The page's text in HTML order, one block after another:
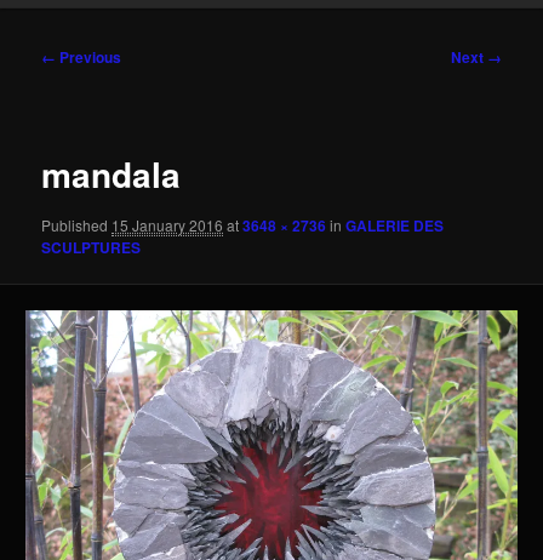
Image
← Previous Next →
mandala
Published 15 January 2016 at3648 × 2736inGALERIE DES
SCULPTURES